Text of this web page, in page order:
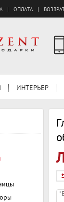
ОПЛАТА
ИНТЕРЬЕР